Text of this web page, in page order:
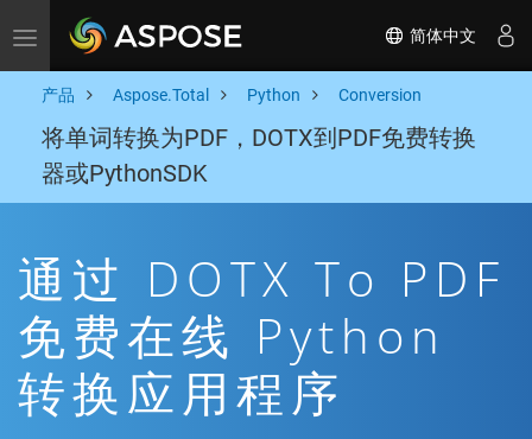
Toggle navigation 简体中文
产品 Aspose.Total Python Conversion
将单词转换为PDF，DOTX到PDF免费转换
器或PythonSDK
通过 DOTX To PDF
免费在线 Python
转换应用程序